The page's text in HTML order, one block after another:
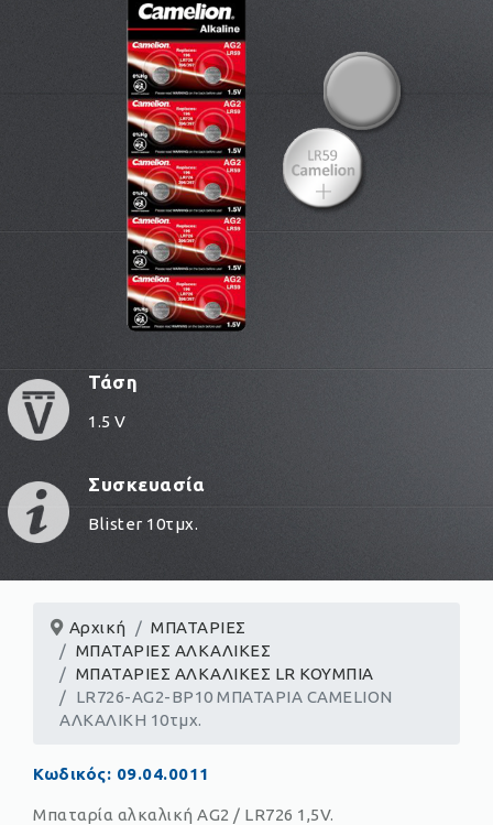
Τάση
1.5 V
Συσκευασία
Blister 10τμχ.
Αρχική
ΜΠΑΤΑΡΙΕΣ
ΜΠΑΤΑΡΙΕΣ ΑΛΚΑΛΙΚΕΣ
ΜΠΑΤΑΡΙΕΣ ΑΛΚΑΛΙΚΕΣ LR ΚΟΥΜΠΙΑ
LR726-AG2-BP10 ΜΠΑΤΑΡΙΑ CAMELION
ΑΛKΑΛΙΚΗ 10τμχ.
Κωδικός: 09.04.0011
Μπαταρία αλκαλική AG2 / LR726 1,5V.